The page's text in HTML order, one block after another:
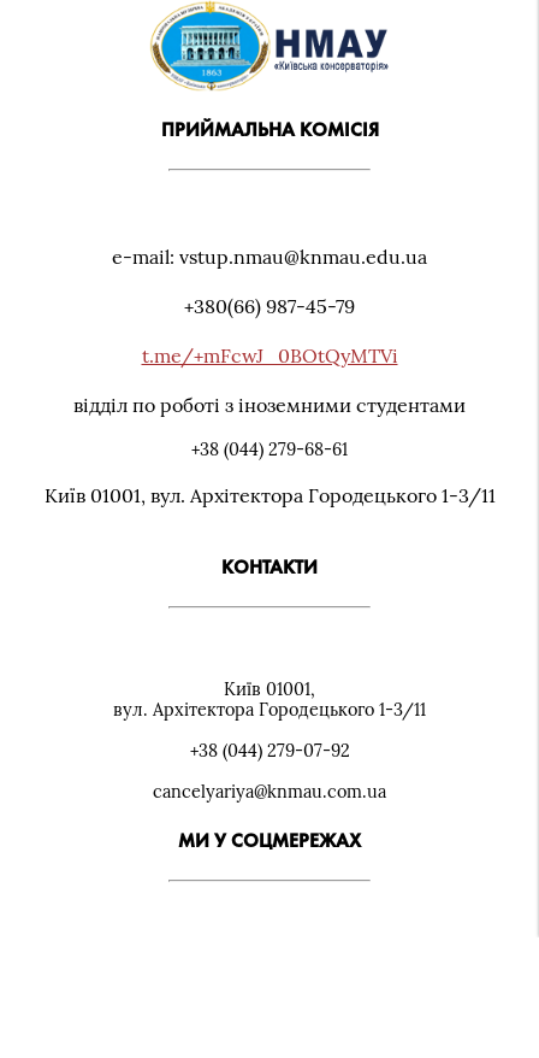
ПРИЙМАЛЬНА КОМІСІЯ
e-mail: vstup.nmau@knmau.edu.ua
+380(66) 987-45-79
t.me/+mFcwJ_0BOtQyMTVi
відділ по роботі з іноземними студентами
+38 (044) 279-68-61
Київ 01001, вул. Архiтектора Городецького 1-3/11
КОНТАКТИ
Київ 01001,
вул. Архiтектора Городецького 1-3/11
+38 (044) 279-07-92
cancelyariya@knmau.com.ua
МИ У СОЦМЕРЕЖАХ